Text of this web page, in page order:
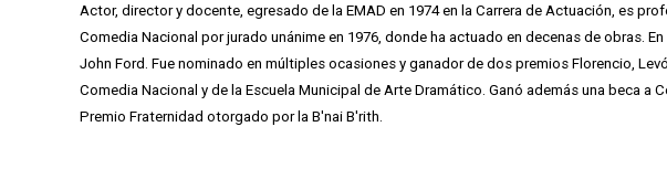
Actor, director y docente, egresado de la EMAD en 1974 en la Carrera de Actuación, es
Comedia Nacional por jurado unánime en 1976, donde ha actuado en decenas de obras.
John Ford. Fue nominado en múltiples ocasiones y ganador de dos premios Florencio,
Comedia Nacional y de la Escuela Municipal de Arte Dramático. Ganó además una beca a
Premio Fraternidad otorgado por la B'nai B'rith.